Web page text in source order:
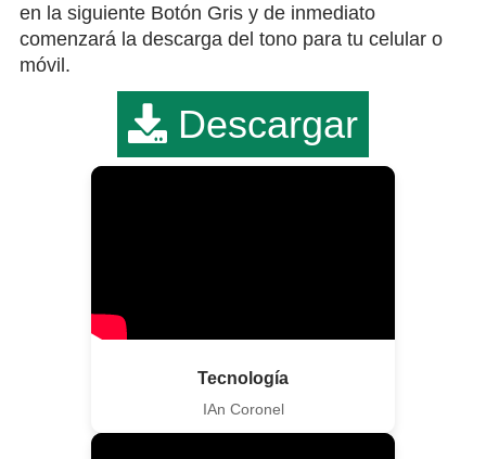
en la siguiente Botón Gris y de inmediato
comenzará la descarga del tono para tu celular o
móvil.
Descargar
Tecnología
IAn Coronel